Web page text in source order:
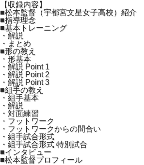
【収録内容】
■松本監督（宇都宮文星女子高校）紹介
■指導理念
■基本トレーニング
・解説
・まとめ
■形の教え
・形基本
・解説 Point 1
・解説 Point 2
・解説 Point 3
■組手の教え
・組手基本
・解説
・対面練習
・フットワーク
・フットワークからの間合い
・組手試合形式
・組手試合形式 特別試合
■インタビュー
■松本監督プロフィール